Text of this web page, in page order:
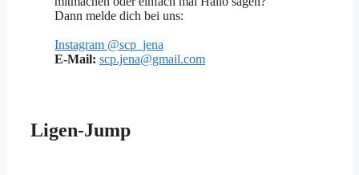
Dann melde dich bei uns:
Instagram @scp_jena
E-Mail: scp.jena@gmail.com
Ligen-Jump